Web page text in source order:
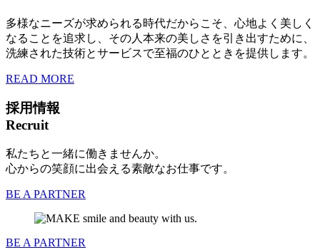
多様なニーズが求められる時代だからこそ、心地よく美しく
なることを追求し、その人本来の美しさを引き出すために、
洗練された技術とサービスで至福のひとときを提供します。
READ MORE
採用情報
Recruit
私たちと一緒に働きませんか。
心からの笑顔に出会える素敵なお仕事です。
BE A PARTNER
BE A PARTNER